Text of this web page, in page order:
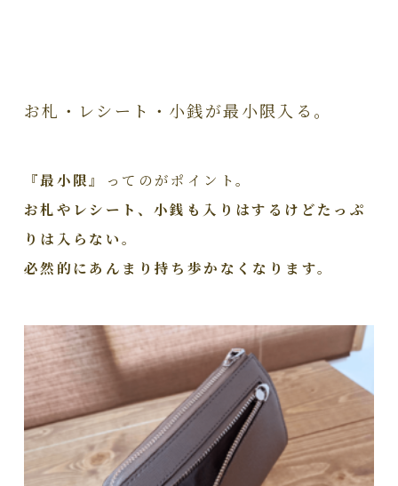
お札・レシート・小銭が最小限入る。
『最小限』
ってのがポイント。
お札やレシート、小銭も入りはするけどたっぷ
りは入らない。
必然的にあんまり持ち歩かなくなります。